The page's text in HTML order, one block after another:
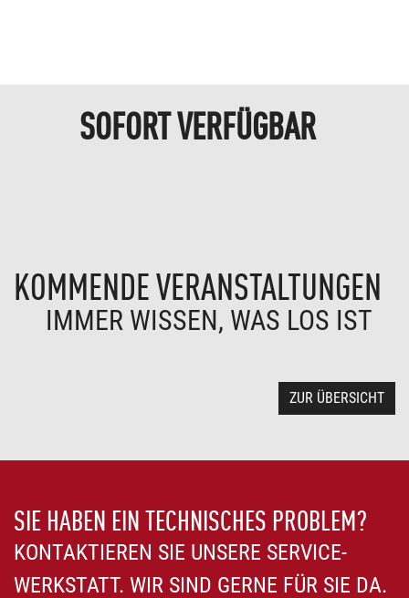
SOFORT VERFÜGBAR
KOMMENDE VERANSTALTUNGEN
IMMER WISSEN, WAS LOS IST
ZUR ÜBERSICHT
SIE HABEN EIN TECHNISCHES PROBLEM?
KONTAKTIEREN SIE UNSERE SERVICE-
WERKSTATT. WIR SIND GERNE FÜR SIE DA.